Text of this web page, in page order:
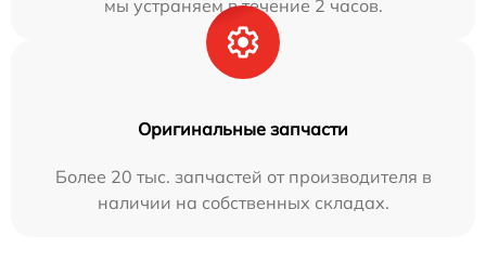
мы устраняем в течение 2 часов.
Оригинальные запчасти
Более 20 тыс. запчастей от производителя в
наличии на собственных складах.